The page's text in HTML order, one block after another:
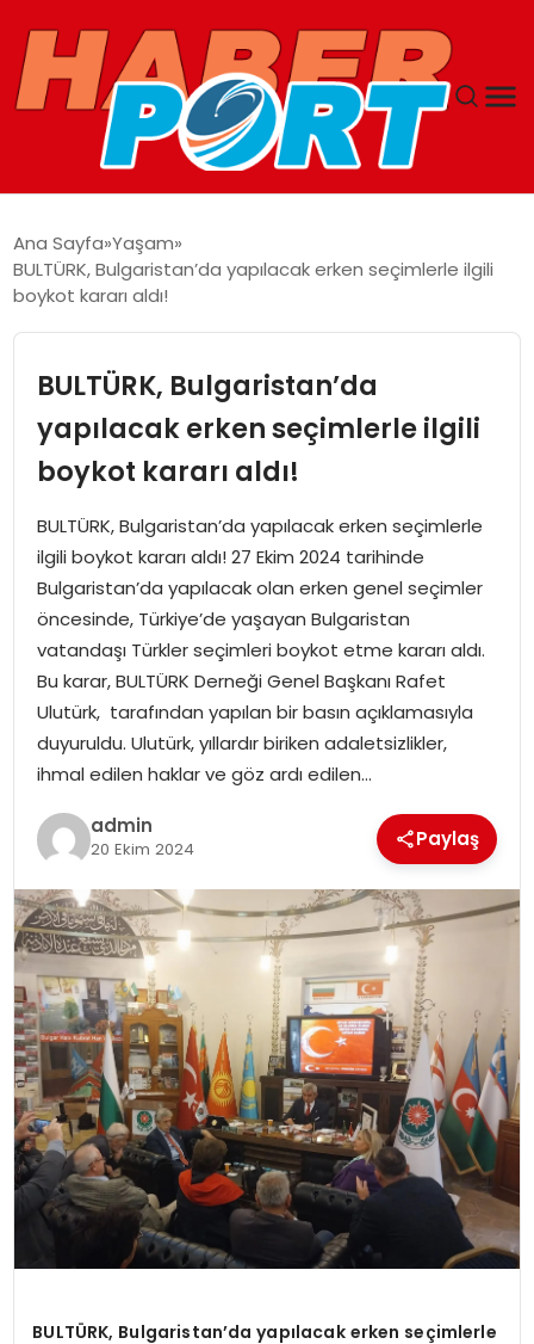
GUNCEL
SPOR
MAGAZIN
SPOR
EĞITIM
OTOMOBIL
TEKNOLOJI
EKONOMI
Ana Sayfa Yaşam
BULTÜRK, Bulgaristan’da yapılacak erken seçimlerle ilgili
boykot kararı aldı!
BULTÜRK, Bulgaristan’da
yapılacak erken seçimlerle ilgili
boykot kararı aldı!
BULTÜRK, Bulgaristan’da yapılacak erken seçimlerle
ilgili boykot kararı aldı! 27 Ekim 2024 tarihinde
Bulgaristan’da yapılacak olan erken genel seçimler
öncesinde, Türkiye’de yaşayan Bulgaristan
vatandaşı Türkler seçimleri boykot etme kararı aldı.
Bu karar, BULTÜRK Derneği Genel Başkanı Rafet
Ulutürk, tarafından yapılan bir basın açıklamasıyla
duyuruldu. Ulutürk, yıllardır biriken adaletsizlikler,
ihmal edilen haklar ve göz ardı edilen…
admin
20 Ekim 2024 Paylaş
BULTÜRK, Bulgaristan’da yapılacak erken seçimlerle